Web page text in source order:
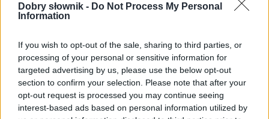
Dobry słownik - Do Not Process My Personal
Information
If you wish to opt-out of the sale, sharing to third parties, or
processing of your personal or sensitive information for
targeted advertising by us, please use the below opt-out
section to confirm your selection. Please note that after your
opt-out request is processed you may continue seeing
interest-based ads based on personal information utilized by
Często sprawdzane
Jaka jest różnica międzystać się kimśazostać kimś
Mieszkanka i mieszkaniec bez c